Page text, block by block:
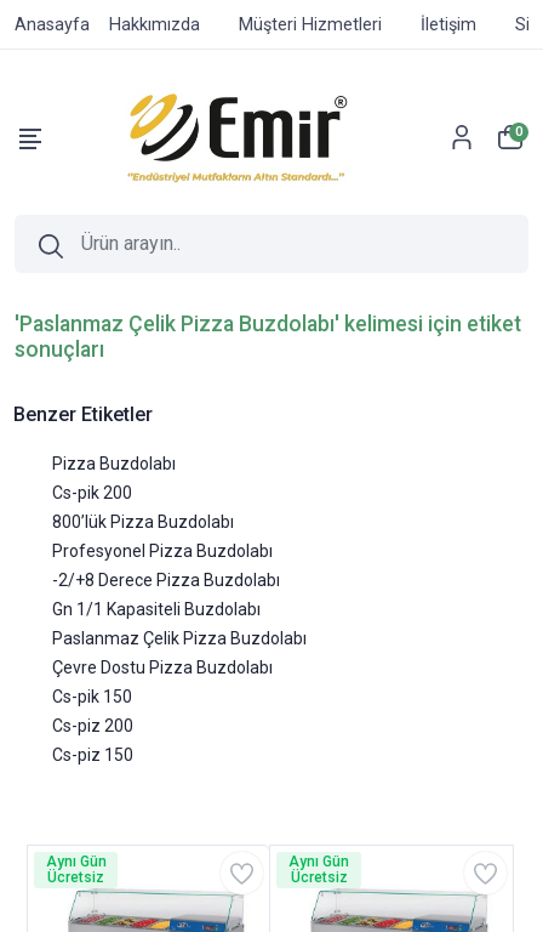
Anasayfa Hakkımızda Müşteri Hizmetleri İletişim
0
'Paslanmaz Çelik Pizza Buzdolabı' kelimesi için etiket
sonuçları
Benzer Etiketler
Pizza Buzdolabı
Cs-pik 200
800’lük Pizza Buzdolabı
Profesyonel Pizza Buzdolabı
-2/+8 Derece Pizza Buzdolabı
Gn 1/1 Kapasiteli Buzdolabı
Paslanmaz Çelik Pizza Buzdolabı
Çevre Dostu Pizza Buzdolabı
Cs-pik 150
Cs-piz 200
Cs-piz 150
Aynı Gün
Ücretsiz
Aynı Gün
Ücretsiz